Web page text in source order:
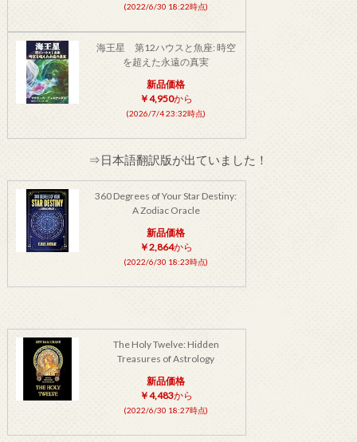
(2022/6/30 18:22時点)
海王星 第12ハウスと魚座: 時空
を超えた永遠の真実
新品価格
￥4,950から
(2026/7/4 23:32時点)
⇒日本語翻訳版が出ていました！
360 Degrees of Your Star Destiny:
A Zodiac Oracle
新品価格
￥2,864から
(2022/6/30 18:23時点)
The Holy Twelve: Hidden
Treasures of Astrology
新品価格
￥4,483から
(2022/6/30 18:27時点)